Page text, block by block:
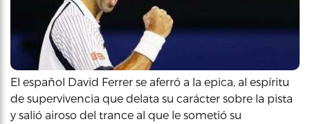
El español David Ferrer se aferró a la epica, al espíritu
de supervivencia que delata su carácter sobre la pista
y salió airoso del trance al que le sometió su